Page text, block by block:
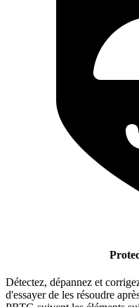
Détectez, dépannez et
d'essayer de les résoudre